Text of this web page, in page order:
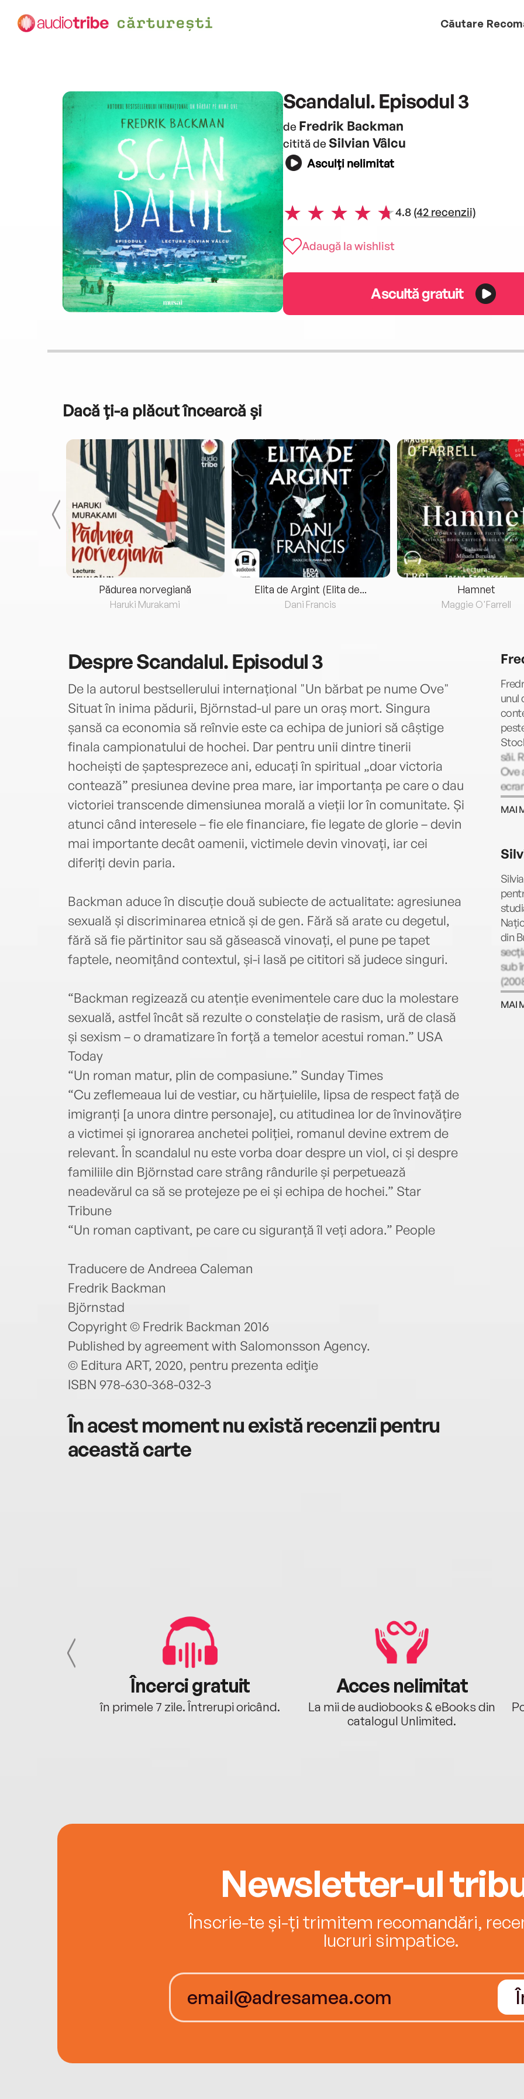
Căutare
Scandalul. Episodul 3
de Fredrik Backman
citită de Silvian Vâlcu
Asculți nelimitat
4.8 (42 recenzii)
Adaugă la wishlist
Ascultă gratuit
Dacă ți-a plăcut încearcă și
Pădurea norvegiană
Haruki Murakami
Elita de Argint (Elita de...
Dani Francis
Hamnet
Maggie O'Farrell
DespreScandalul. Episodul 3
De la autorul bestsellerului internațional "Un bărbat pe nume Ove"
Situat în inima pădurii, Björnstad-ul pare un oraș mort. Singura
șansă ca economia să reînvie este ca echipa de juniori să câștige
finala campionatului de hochei. Dar pentru unii dintre tinerii
hocheiști de șaptesprezece ani, educați în spiritual „doar victoria
contează” presiunea devine prea mare, iar importanța pe care o dau
victoriei transcende dimensiunea morală a vieții lor în comunitate. Și
atunci când interesele – fie ele financiare, fie legate de glorie – devin
mai importante decât oamenii, victimele devin vinovați, iar cei
diferiți devin paria.
Backman aduce în discuție două subiecte de actualitate: agresiunea
sexuală și discriminarea etnică și de gen. Fără să arate cu degetul,
fără să fie părtinitor sau să găsească vinovați, el pune pe tapet
faptele, neomițând contextul, și-i lasă pe cititori să judece singuri.
“Backman regizează cu atenție evenimentele care duc la molestare
sexuală, astfel încât să rezulte o constelație de rasism, ură de clasă
și sexism – o dramatizare în forță a temelor acestui roman.” USA
Today
“Un roman matur, plin de compasiune.” Sunday Times
“Cu zeflemeaua lui de vestiar, cu hărțuielile, lipsa de respect față de
imigranți [a unora dintre personaje], cu atitudinea lor de învinovățire
a victimei și ignorarea anchetei poliției, romanul devine extrem de
relevant. În scandalul nu este vorba doar despre un viol, ci și despre
familiile din Björnstad care strâng rândurile și perpetuează
neadevărul ca să se protejeze pe ei și echipa de hochei.” Star
Tribune
“Un roman captivant, pe care cu siguranță îl veți adora.” People
Traducere de Andreea Caleman
Fredrik Backman
Björnstad
Copyright © Fredrik Backman 2016
Published by agreement with Salomonsson Agency.
© Editura ART, 2020, pentru prezenta ediţie
ISBN 978-630-368-032-3
În acest moment nu există recenzii pentru
această carte
unul
săi.
Ove
MAI
din
sub
sub
MAI
Încerci gratuit
în primele 7 zile. Întrerupi oricând.
Acces nelimitat
La mii de audiobooks & eBooks din
catalogul Unlimited.
Newsletter-ul
Înscrie-te și-ți trimitem recomandări,
lucruri simpatice.